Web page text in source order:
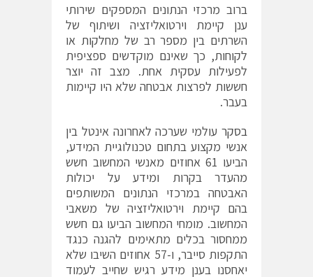
ברוב מרכזי הנתונים המספקים שירותי
ענן קיימת וירטואליזציה ושיתוף של
השרתים בין מספר רב של מחלקות או
לקוחות, כך שאינם מוקדשים ספציפית
לפעילות עסקית אחת. מצב זה יוצר
חששות לפרצות אבטחה שלא היו קיימות
בעבר.
בסקר עולמי שערכה לאחרונה אינטל בין
אנשי מקצוע בתחום טכנולוגיית המידע,
הביעו 61 אחוזים מאנשי המחשוב חשש
מהעדר בקרות ומידע על יכולות
האבטחה במרכזי הנתונים המשותפים
בהם קיימת וירטואליזציה של משאבי
המחשוב. מומחי המחשוב הביעו גם חשש
ממחסור בכלים מתאימים להגנה כנגד
התקפות סייבר, ו-57 אחוזים השיבו שלא
יאחסנו בענן מידע רגיש שחייב לעמוד